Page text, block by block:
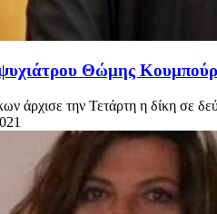
Θώμης
άρχισε την Τετάρτη η δίκη σε